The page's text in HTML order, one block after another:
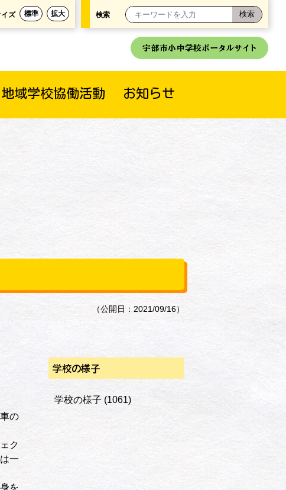
イズ 標準 拡大 検索
宇部市小中学校ポータルサイト
地域学校協働活動 お知らせ
（公開日：2021/09/16）
の
ク
一
を
学校の様子
学校の様子 (1061)